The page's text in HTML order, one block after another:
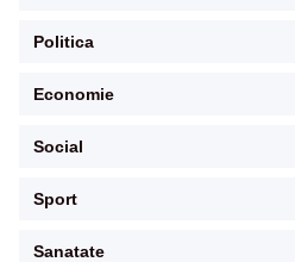
Politica
Economie
Social
Sport
Sanatate